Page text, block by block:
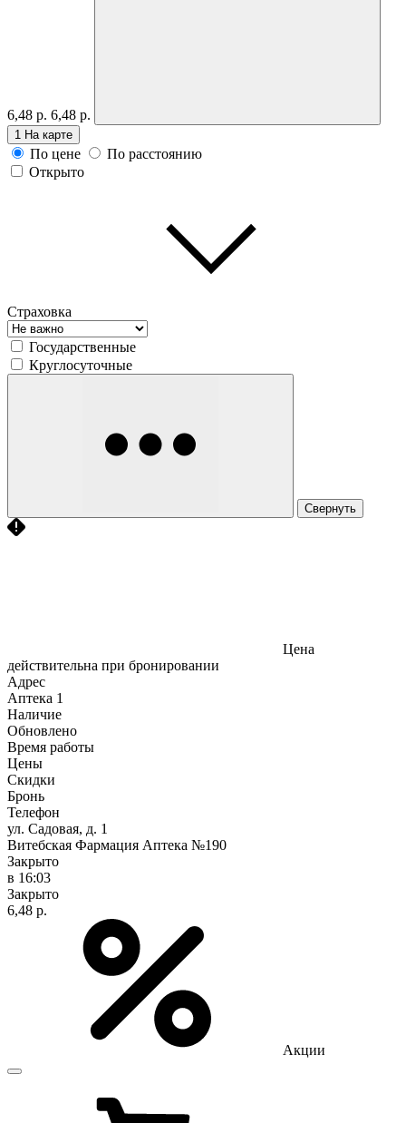
6,48 р. 6,48 р.
1 На карте
По цене
По расстоянию
Открыто
Страховка
Государственные
Круглосуточные
Свернуть
Цена
действительна при бронировании
Адрес
Аптека 1
Наличие
Обновлено
Время работы
Цены
Скидки
Бронь
Телефон
ул. Садовая, д. 1
Витебская Фармация Аптека №190
Закрыто
в 16:03
Закрыто
6,48 р.
Акции